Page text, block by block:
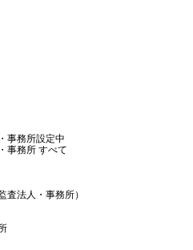
事務所設定中
事務所 すべて
査法人・事務所）